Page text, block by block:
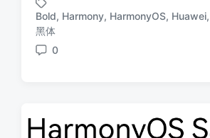
布
日
期
于
标
签
Bold, Harmony, HarmonyOS, Huawei,
黑体
评
0